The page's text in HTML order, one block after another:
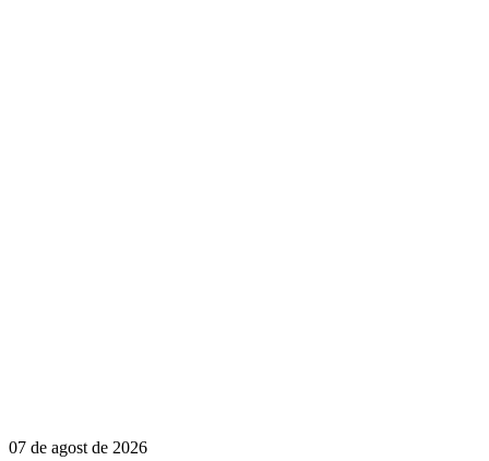
07 de agost de 2026